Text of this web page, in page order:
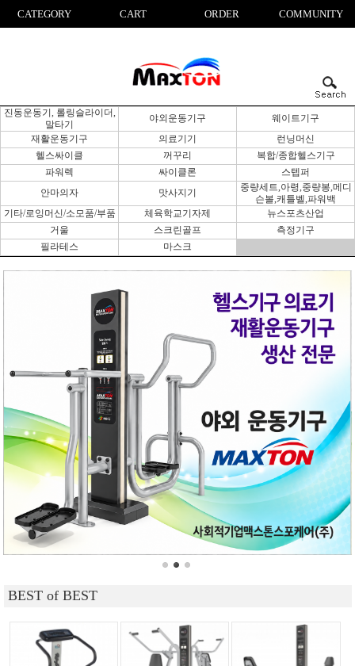
CATEGORY CART ORDER COMMUNITY
진동운동기, 롤링슬라이더,
말타기
야외운동기구
웨이트기구
재활운동기구
의료기기
런닝머신
헬스싸이클
꺼꾸리
복합/종합헬스기구
파워렉
싸이클론
스텝퍼
안마의자
맛사지기
중량세트,아령,중량봉,메디
슨볼,캐틀벨,파워백
기타/로잉머신/소모품/부품
체육학교기자제
뉴스포츠산업
거울
스크린골프
측정기구
필라테스
마스크
BEST of BEST